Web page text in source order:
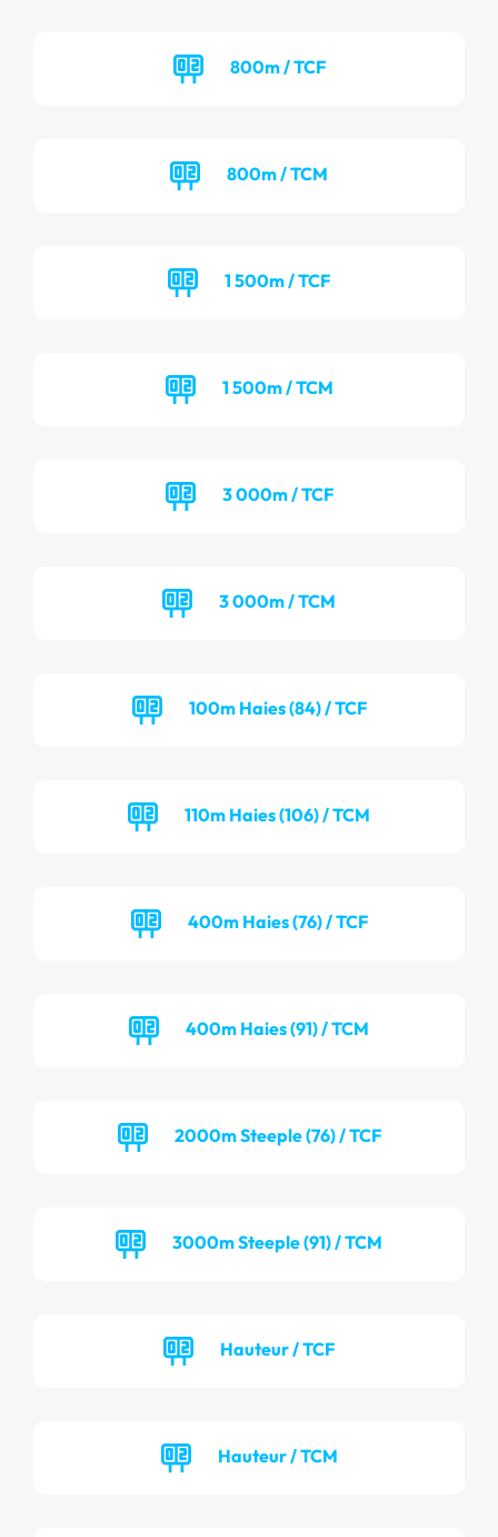
800m / TCF
800m / TCM
1 500m / TCF
1 500m / TCM
3 000m / TCF
3 000m / TCM
100m Haies (84) / TCF
110m Haies (106) / TCM
400m Haies (76) / TCF
400m Haies (91) / TCM
2000m Steeple (76) / TCF
3000m Steeple (91) / TCM
Hauteur / TCF
Hauteur / TCM